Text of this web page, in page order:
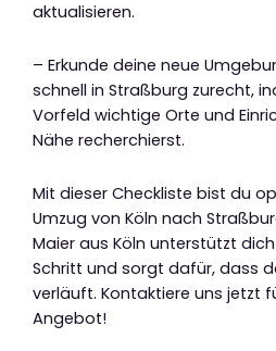
aktualisieren.
– Erkunde deine neue
schnell in Straßburg zurecht,
Vorfeld wichtige Orte und
Nähe recherchierst.
Mit dieser Checkliste bist du
Umzug von Köln nach
Maier aus Köln unterstützt
Schritt und sorgt dafür, dass
verläuft. Kontaktiere uns jetzt
Angebot!